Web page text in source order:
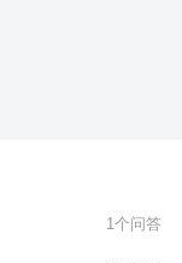
1个问答